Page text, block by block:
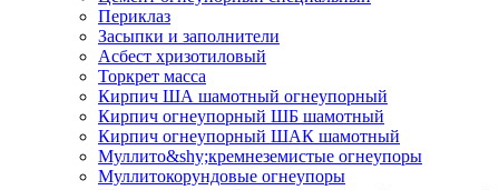
Периклаз
Засыпки и заполнители
Асбест хризотиловый
Торкрет масса
Кирпич ША шамотный огнеупорный
Кирпич огнеупорный ШБ шамотный
Кирпич огнеупорный ШАК шамотный
Муллито&shy;­кремнеземистые огнеупоры
Муллито­корундовые огнеупоры